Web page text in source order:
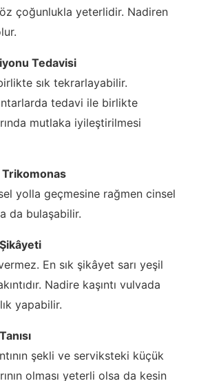
çoğunlukla yeterlidir. Nadiren
Tedavisi
sık tekrarlayabilir.
tedavi ile birlikte
mutlaka iyileştirilmesi
yolla geçmesine rağmen cinsel
da bulaşabilir.
En sık şikâyet sarı yeşil
Nadire kaşıntı vulvada
yapabilir.
şekli ve serviksteki küçük
olması yeterli olsa da kesin